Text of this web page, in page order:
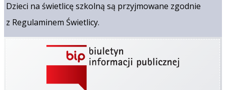
Dzieci na świetlicę szkolną są przyjmowane zgodnie
z Regulaminem Świetlicy.